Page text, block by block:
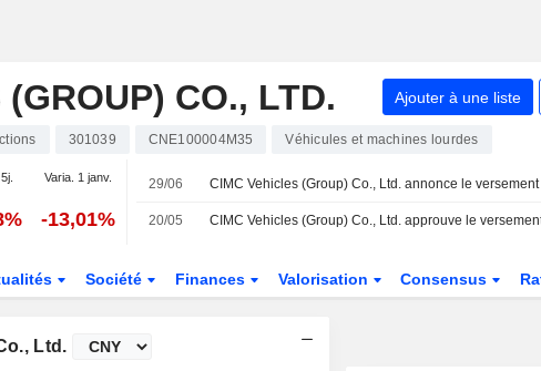
CO., LTD. Ajouter à une liste
301039 CNE100004M35 Véhicules et machines lourdes
Varia. 1 janv.
-13,01%
29/06
20/05
Société Finances Valorisation Consensus
Ltd.